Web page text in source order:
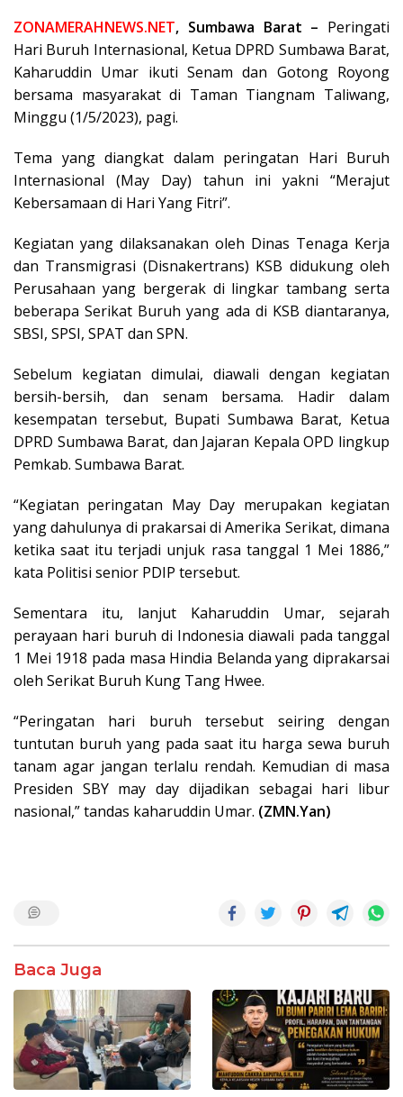
ZONAMERAHNEWS.NET, Sumbawa Barat – Peringati
Hari Buruh Internasional, Ketua DPRD Sumbawa Barat,
Kaharuddin Umar ikuti Senam dan Gotong Royong
bersama masyarakat di Taman Tiangnam Taliwang,
Minggu (1/5/2023), pagi.
Tema yang diangkat dalam peringatan Hari Buruh
Internasional (May Day) tahun ini yakni “Merajut
Kebersamaan di Hari Yang Fitri”.
Kegiatan yang dilaksanakan oleh Dinas Tenaga Kerja
dan Transmigrasi (Disnakertrans) KSB didukung oleh
Perusahaan yang bergerak di lingkar tambang serta
beberapa Serikat Buruh yang ada di KSB diantaranya,
SBSI, SPSI, SPAT dan SPN.
Sebelum kegiatan dimulai, diawali dengan kegiatan
bersih-bersih, dan senam bersama. Hadir dalam
kesempatan tersebut, Bupati Sumbawa Barat, Ketua
DPRD Sumbawa Barat, dan Jajaran Kepala OPD lingkup
Pemkab. Sumbawa Barat.
“Kegiatan peringatan May Day merupakan kegiatan
yang dahulunya di prakarsai di Amerika Serikat, dimana
ketika saat itu terjadi unjuk rasa tanggal 1 Mei 1886,”
kata Politisi senior PDIP tersebut.
Sementara itu, lanjut Kaharuddin Umar, sejarah
perayaan hari buruh di Indonesia diawali pada tanggal
1 Mei 1918 pada masa Hindia Belanda yang diprakarsai
oleh Serikat Buruh Kung Tang Hwee.
“Peringatan hari buruh tersebut seiring dengan
tuntutan buruh yang pada saat itu harga sewa buruh
tanam agar jangan terlalu rendah. Kemudian di masa
Presiden SBY may day dijadikan sebagai hari libur
nasional,” tandas kaharuddin Umar. (ZMN.Yan)
Baca Juga